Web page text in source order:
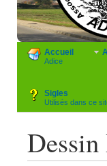
Accueil
Adice
Sigles
Utilisés dans ce